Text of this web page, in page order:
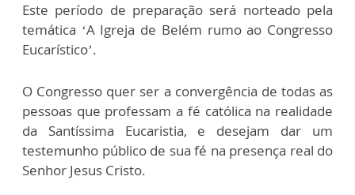
Este período de preparação será norteado pela
temática ‘A Igreja de Belém rumo ao Congresso
Eucarístico’.
O Congresso quer ser a convergência de todas as
pessoas que professam a fé católica na realidade
da Santíssima Eucaristia, e desejam dar um
testemunho público de sua fé na presença real do
Senhor Jesus Cristo.